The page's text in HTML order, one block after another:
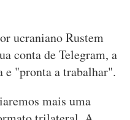
ucraniano Rustem
conta de Telegram, a
e "pronta a trabalhar".
mais uma